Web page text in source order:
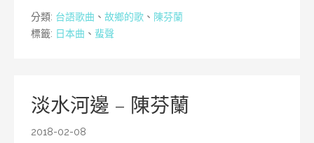
分類: 台語歌曲 、 故鄉的歌 、 陳芬蘭
標籤: 日本曲 、 蜚聲
淡水河邊 – 陳芬蘭
2018-02-08